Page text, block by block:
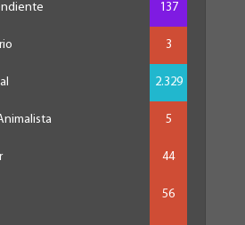
137
3
2.329
5
44
56